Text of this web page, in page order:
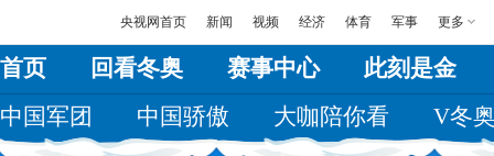
央视网首页 新闻 视频 经济 体育 军事 更多
首页 回看冬奥 赛事中心
此刻是金
中国军团
中国骄傲 大咖陪你看 V冬